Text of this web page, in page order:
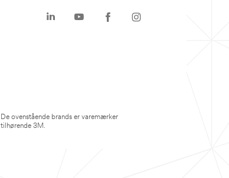
De ovenstående brands er varemærker
tilhørende 3M.